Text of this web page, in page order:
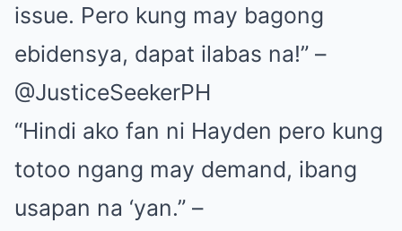
issue. Pero kung may bagong
ebidensya, dapat ilabas na!” –
@JusticeSeekerPH
“Hindi ako fan ni Hayden pero kung
totoo ngang may demand, ibang
usapan na ‘yan.” –